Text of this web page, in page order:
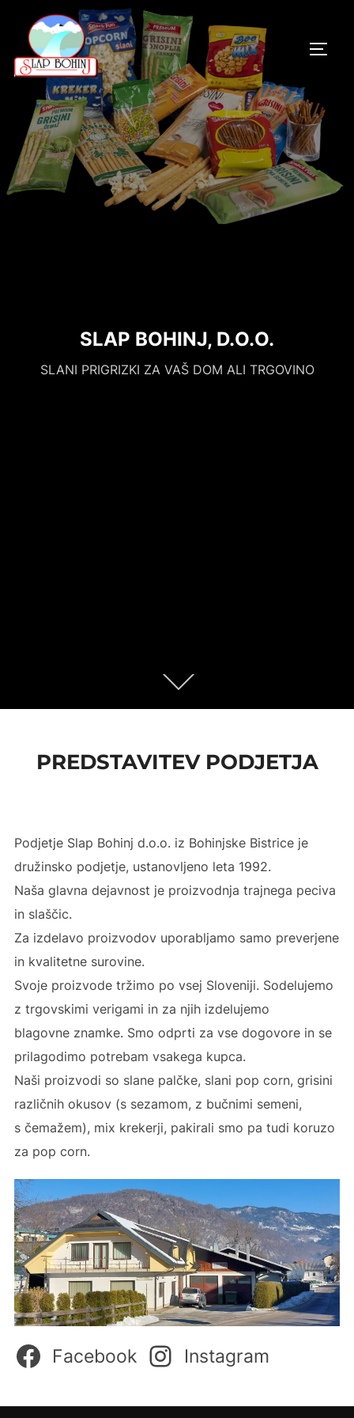
content
SLAP BOHINJ, D.O.O.
SLANI PRIGRIZKI ZA VAŠ DOM ALI TRGOVINO
Scroll
down
content
PREDSTAVITEV PODJETJA
Podjetje Slap Bohinj d.o.o. iz Bohinjske Bistrice je
družinsko podjetje, ustanovljeno leta 1992.
Naša glavna dejavnost je proizvodnja trajnega peciva
in slaščic.
Za izdelavo proizvodov uporabljamo samo preverjene
in kvalitetne surovine.
Svoje proizvode tržimo po vsej Sloveniji. Sodelujemo
z trgovskimi verigami in za njih izdelujemo
blagovne znamke. Smo odprti za vse dogovore in se
prilagodimo potrebam vsakega kupca.
Naši proizvodi so slane palčke, slani pop corn, grisini
različnih okusov (s sezamom, z bučnimi semeni,
s čemažem), mix krekerji, pakirali smo pa tudi koruzo
za pop corn.
Facebook Instagram